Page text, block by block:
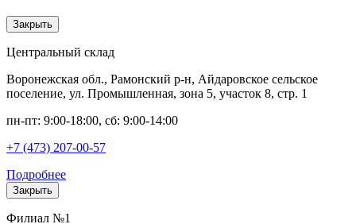
Закрыть
Центральный склад
Воронежская обл., Рамонский р-н, Айдаровское сельское
поселение, ул. Промышленная, зона 5, участок 8, стр. 1
пн-пт: 9:00-18:00, сб: 9:00-14:00
+7 (473) 207-00-57
Подробнее
Закрыть
Филиал №1